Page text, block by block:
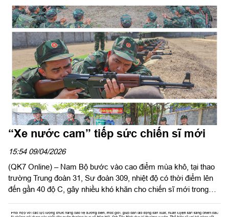
quê hương, trở thành điểm tựa bền vững cho người dân vùng
phên dậu Lâm Đồng.
“Xe nước cam” tiếp sức chiến sĩ mới
15:54 09/04/2026
(QK7 Online) – Nam Bộ bước vào cao điểm mùa khô, tại thao
trường Trung đoàn 31, Sư đoàn 309, nhiệt độ có thời điểm lên
đến gần 40 độ C, gây nhiều khó khăn cho chiến sĩ mới trong
cơ quan Sư đoàn 309 đã duy trì nhiều hoạt động thiết thực, kịp